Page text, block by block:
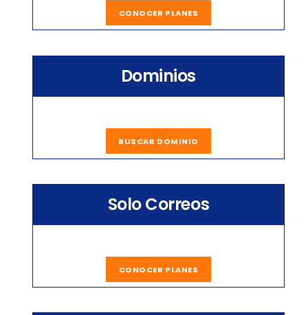
CONOCER PLANES
Dominios
BUSCAR DOMINIO
Solo Correos
CONOCER PLANES